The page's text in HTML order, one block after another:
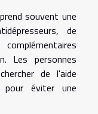
souvent une
de
Les personnes
de l'aide
pour éviter une